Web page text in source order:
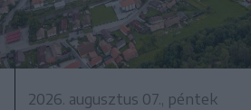
2026. augusztus 07., péntek